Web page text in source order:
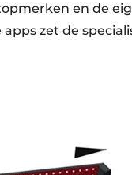
en de
zet de